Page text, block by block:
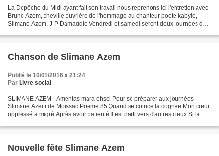
La Dépêche du Midi ayant fait son travail nous reprenons ici l'entretien avec
Bruno Azem, cheville ouvrière de l'hommage au chanteur poète kabyle,
Slimane Azem. J-P Damaggio Vendredi et samedi seront deux journées de
Chanson de Slimane Azem
Publié le 10/01/2016 à 21:24
Par Livre social
SLIMANE AZEM - Amentas mara ehsel Pour se préparer aux journées
Slimane Azem de Moissac Poème 85 Quand se coince la cognée Mon cœur
oppressé a migré Après avoir patienté Il est parti vers d'autres cieux Si la
Nouvelle fête Slimane Azem